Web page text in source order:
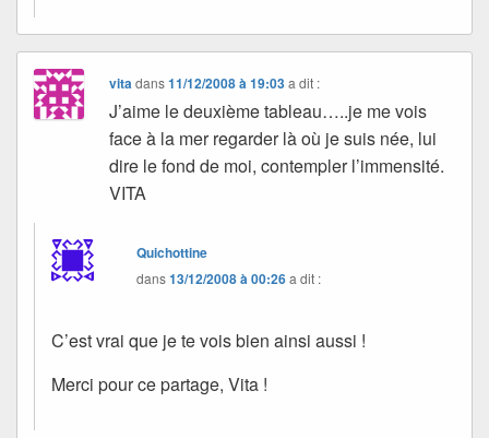
vitadans11/12/2008 à 19:03 a dit :
J’aime le deuxième tableau…..je me vois
face à la mer regarder là où je suis née, lui
dire le fond de moi, contempler l’immensité.
VITA
Quichottine
dans13/12/2008 à 00:26a dit :
C’est vrai que je te vois bien ainsi aussi !
Merci pour ce partage, Vita !